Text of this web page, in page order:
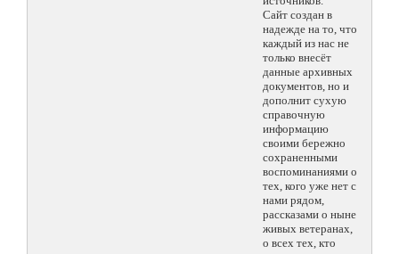
Сайт создан в
надежде на то, что
каждый из нас не
только внесёт
данные архивных
документов, но и
дополнит сухую
справочную
информацию
своими бережно
сохраненными
воспоминаниями о
тех, кого уже нет с
нами рядом,
рассказами о ныне
живых ветеранах,
о всех тех, кто